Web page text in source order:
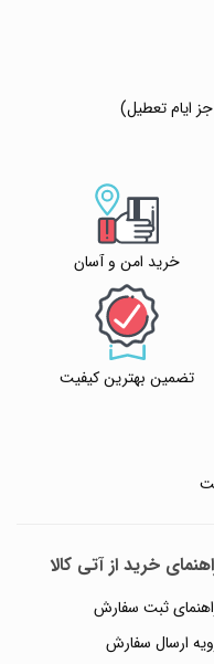
خرید امن و آسان
تضمین بهترین کیفیت
خرید از آتی کالا
ثبت سفارش
ارسال سفارش